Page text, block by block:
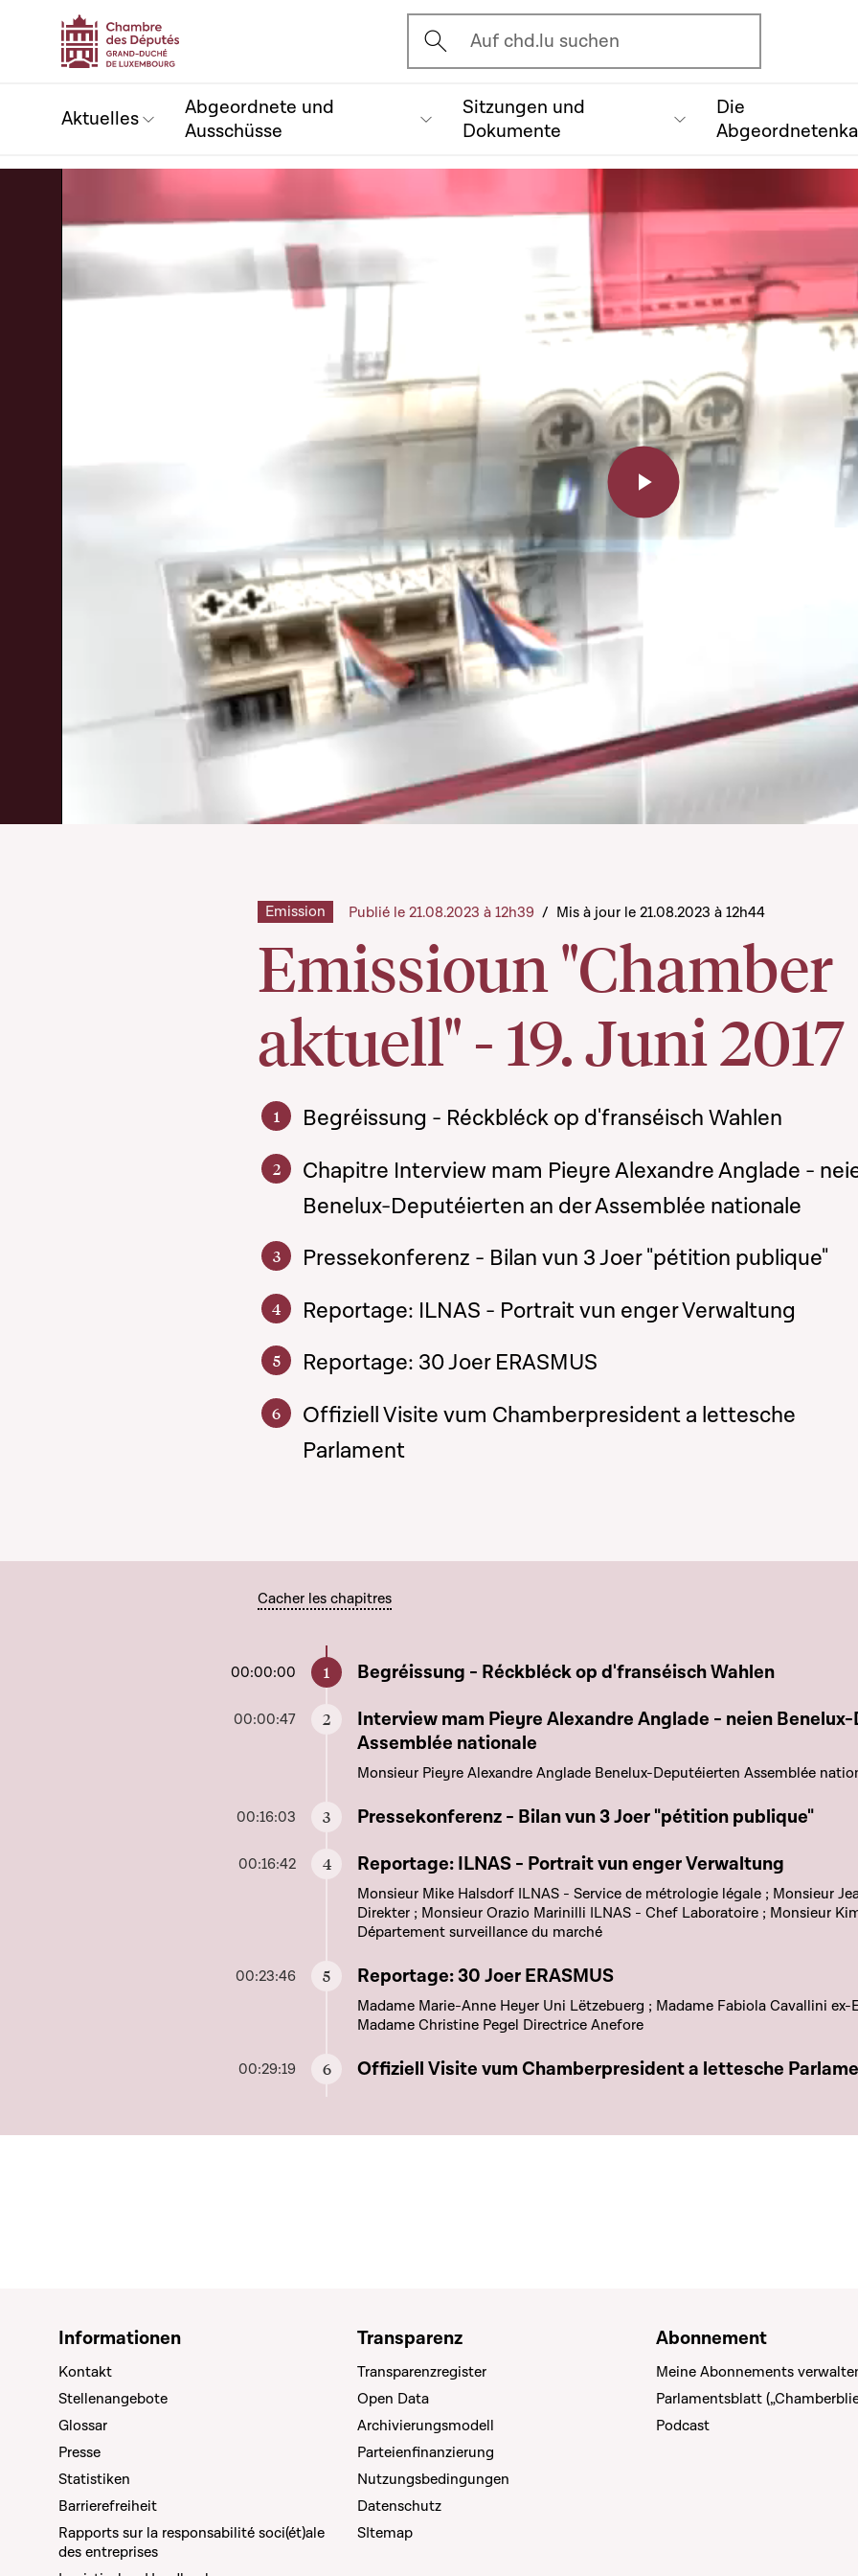
Ouvrir l'écran de recherche
Auf chd.lu suchen
Aktuelles
Abgeordnete und
Ausschüsse
Sitzungen und
Dokumente
Die
Play
Video
Emissioun "Chamber
aktuell" - 19. Juni 2017
Emission Publié le 21.08.2023 à 12h39 / Mis à jour le 21.08.2023 à 12h44
Begréissung - Réckbléck op d'franséisch Wahlen
Chapitre Interview mam Pieyre Alexandre Anglade -
Benelux-Deputéierten an der Assemblée nationale
Pressekonferenz - Bilan vun 3 Joer "pétition publique"
Reportage: ILNAS - Portrait vun enger Verwaltung
Reportage: 30 Joer ERASMUS
Offiziell Visite vum Chamberpresident a lettesche
Parlament
Cacher les chapitres
00:00:00 Aller à ce chapitre
Begréissung - Réckbléck op d'franséisch Wahlen
00:00:47 Aller à ce chapitre
Interview mam Pieyre Alexandre Anglade - neien Benelux-Deputéierten an der
Assemblée nationale
Monsieur Pieyre Alexandre Anglade Benelux-Deputéierten Assemblée
00:16:03 Aller à ce chapitre
Pressekonferenz - Bilan vun 3 Joer "pétition publique"
00:16:42 Aller à ce chapitre
Reportage: ILNAS - Portrait vun enger Verwaltung
Monsieur Mike Halsdorf ILNAS - Service de métrologie légale ; Monsieur
Direkter ; Monsieur Orazio Marinilli ILNAS - Chef Laboratoire ; Monsieur
Département surveillance du marché
00:23:46 Aller à ce chapitre
Reportage: 30 Joer ERASMUS
Madame Marie-Anne Heyer Uni Lëtzebuerg ; Madame Fabiola Cavallini
Madame Christine Pegel Directrice Anefore
00:29:19 Aller à ce chapitre
Offiziell Visite vum Chamberpresident a lettesche
Informationen
Kontakt
Stellenangebote
Glossar
Presse
Statistiken
Barrierefreiheit
Rapports sur la responsabilité soci(ét)ale
des entreprises
Transparenz
Transparenzregister
Open Data
Archivierungsmodell
Parteienfinanzierung
Nutzungsbedingungen
Datenschutz
SItemap
Abonnement
Meine Abonnements
Parlamentsblatt
Podcast